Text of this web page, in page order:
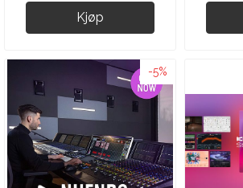
Kjøp
-5%